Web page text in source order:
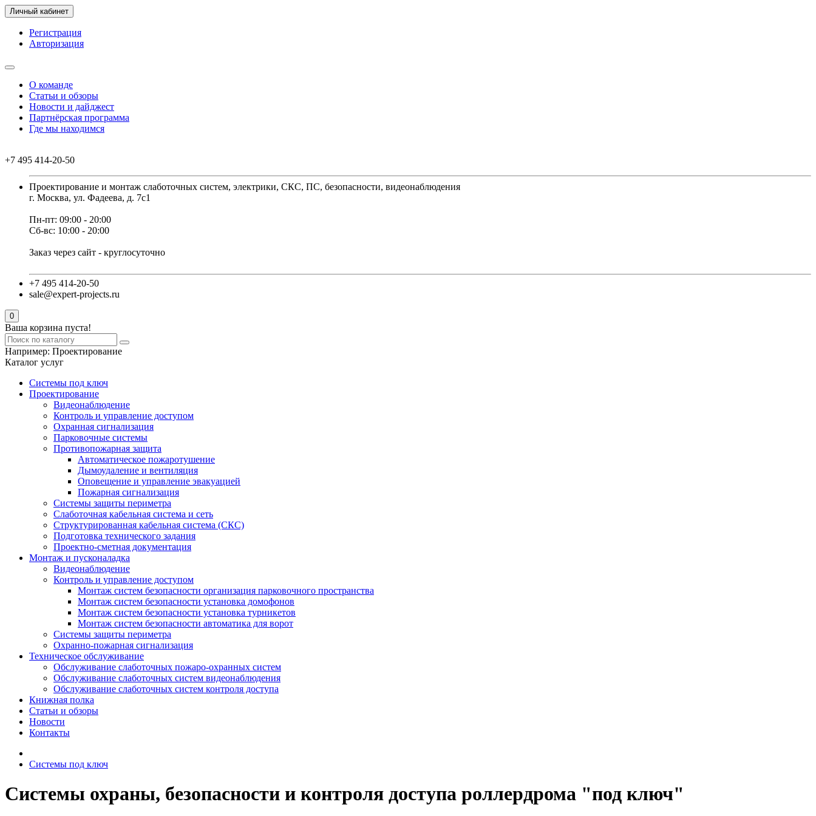
Личный кабинет
Регистрация
Авторизация
О команде
Статьи и обзоры
Новости и дайджест
Партнёрская программа
Где мы находимся
+7 495 414-20-50
Проектирование и монтаж слаботочных систем, электрики, СКС, ПС, безопасности, видеонаблюдения
г. Москва, ул. Фадеева, д. 7с1
Пн-пт: 09:00 - 20:00
Сб-вс: 10:00 - 20:00
Заказ через сайт - круглосуточно
+7 495 414-20-50
sale@expert-projects.ru
0
Ваша корзина пуста!
Например: Проектирование
Каталог услуг
Системы под ключ
Проектирование
Видеонаблюдение
Контроль и управление доступом
Охранная сигнализация
Парковочные системы
Противопожарная защита
Автоматическое пожаротушение
Дымоудаление и вентиляция
Оповещение и управление эвакуацией
Пожарная сигнализация
Системы защиты периметра
Слаботочная кабельная система и сеть
Структурированная кабельная система (СКС)
Подготовка технического задания
Проектно-сметная документация
Монтаж и пусконаладка
Видеонаблюдение
Контроль и управление доступом
Монтаж систем безопасности организация парковочного пространства
Монтаж систем безопасности установка домофонов
Монтаж систем безопасности установка турникетов
Монтаж систем безопасности автоматика для ворот
Системы защиты периметра
Охранно-пожарная сигнализация
Техническое обслуживание
Обслуживание слаботочных пожаро-охранных систем
Обслуживание слаботочных систем видеонаблюдения
Обслуживание слаботочных систем контроля доступа
Книжная полка
Статьи и обзоры
Новости
Контакты
Системы под ключ
Системы охраны, безопасности и контроля доступа роллердрома "под ключ"